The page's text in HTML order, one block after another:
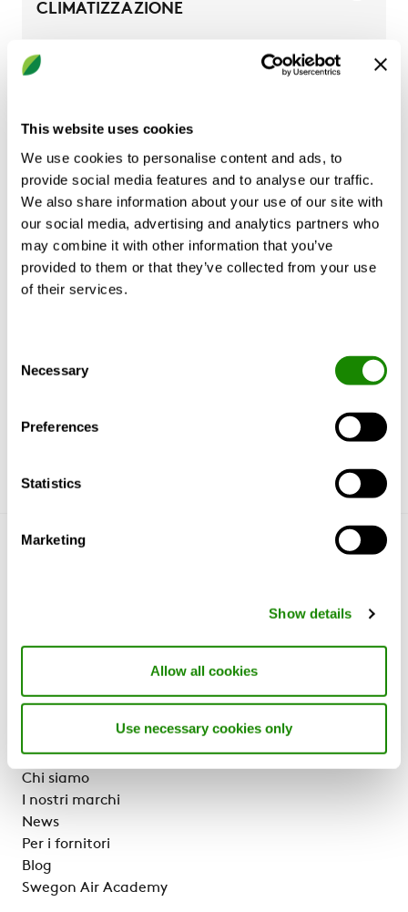
This website uses cookies
We use cookies to personalise content and ads, to
provide social media features and to analyse our traffic.
We also share information about your use of our site with
our social media, advertising and analytics partners who
may combine it with other information that you’ve
provided to them or that they’ve collected from your use
of their services.
Selection
Necessary
Preferences
Statistics
Marketing
Show details
Allow all cookies
Use necessary cookies only
CLIMATIZZAZIONE
REACT
CASA
GOLD OLDER (Gold 1-5, A & B)
COMPACT AIR II
Soffitti radianti
Supporto e Software
Chi siamo
I nostri marchi
News
Per i fornitori
Blog
Swegon Air Academy